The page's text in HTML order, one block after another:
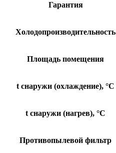
Гарантия
Холодопроизводительность
Площадь помещения
t снаружи (охлаждение), °C
t снаружи (нагрев), °C
Противопылевой фильтр